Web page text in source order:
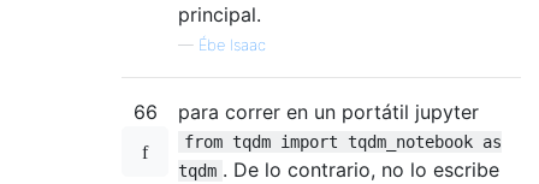
principal.
— Ébe Isaac
66 para correr en un portátil jupyter
from tqdm import tqdm_notebook as
tqdm . De lo contrario, no lo escribe